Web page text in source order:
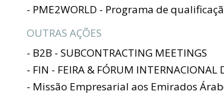
- PME2WORLD - Programa de
OUTRAS AÇÕES
- B2B - SUBCONTRACTING MEETINGS
- FIN - FEIRA & FÓRUM INTERNACIONAL
- Missão Empresarial aos Emirados